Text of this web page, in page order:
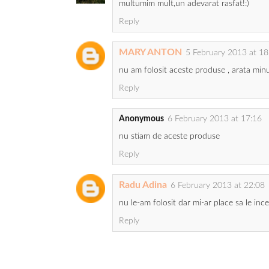
multumim mult,un adevarat rasfat!:)
Reply
MARY ANTON 5 February 2013 at
nu am folosit aceste produse , arata
Reply
Anonymous 6 February 2013 at 17:16
nu stiam de aceste produse
Reply
Radu Adina 6 February 2013 at 22:08
nu le-am folosit dar mi-ar place sa le
Reply